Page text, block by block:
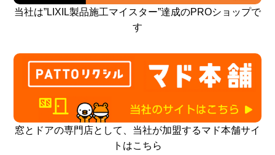
当社は”LIXIL製品施工マイスター”達成のPROショップで
す
窓とドアの専門店として、当社が加盟するマド本舗サイ
トはこちら